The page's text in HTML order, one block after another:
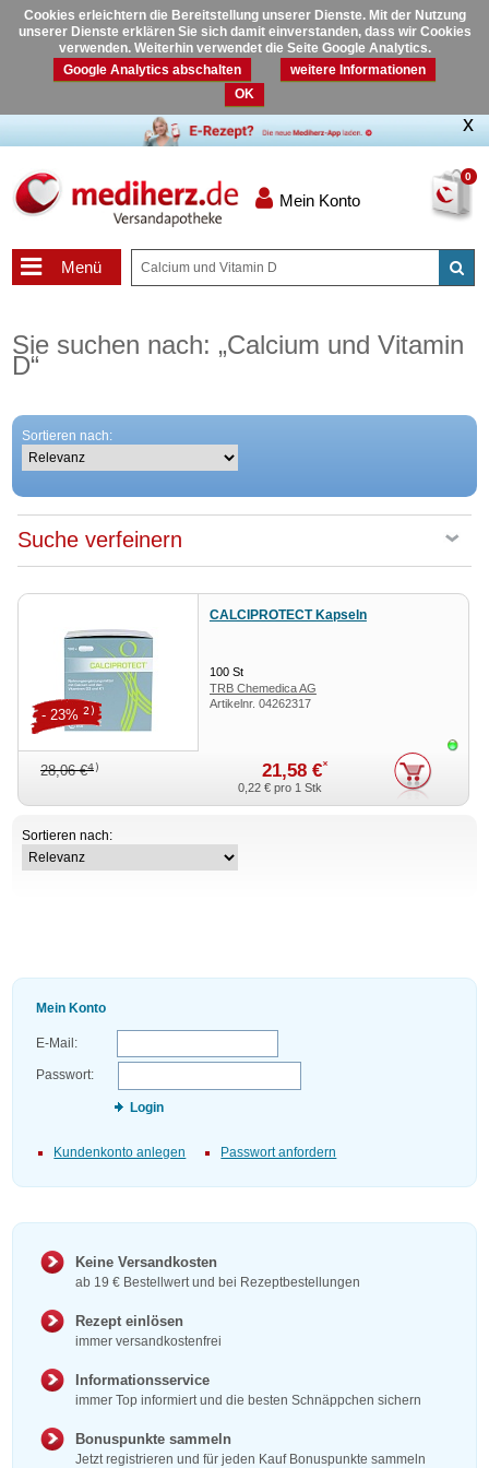
Cookies erleichtern die Bereitstellung unserer Dienste. Mit der Nutzung
unserer Dienste erklären Sie sich damit einverstanden, dass wir Cookies
verwenden. Weiterhin verwendet die Seite Google Analytics.
Google Analytics abschalten
weitere Informationen
OK
0
Mein Konto
Menü
Sie suchen nach: „Calcium und Vitamin
D“
Sortieren nach:
Suche verfeinern
CALCIPROTECT Kapseln
100 St
TRB Chemedica AG
Artikelnr. 04262317
28,06 €4) 21,58 €*
- 23%2)
0,22 €pro 1 Stk
Sortieren nach:
Mein Konto
E-Mail:
Passwort:
Login
Kundenkonto anlegen Passwort anfordern
Keine Versandkosten
ab 19 € Bestellwert und bei Rezeptbestellungen
Rezept einlösen
immer versandkostenfrei
Informationsservice
immer Top informiert und die besten Schnäppchen sichern
Bonuspunkte sammeln
Jetzt registrieren und für jeden Kauf Bonuspunkte sammeln